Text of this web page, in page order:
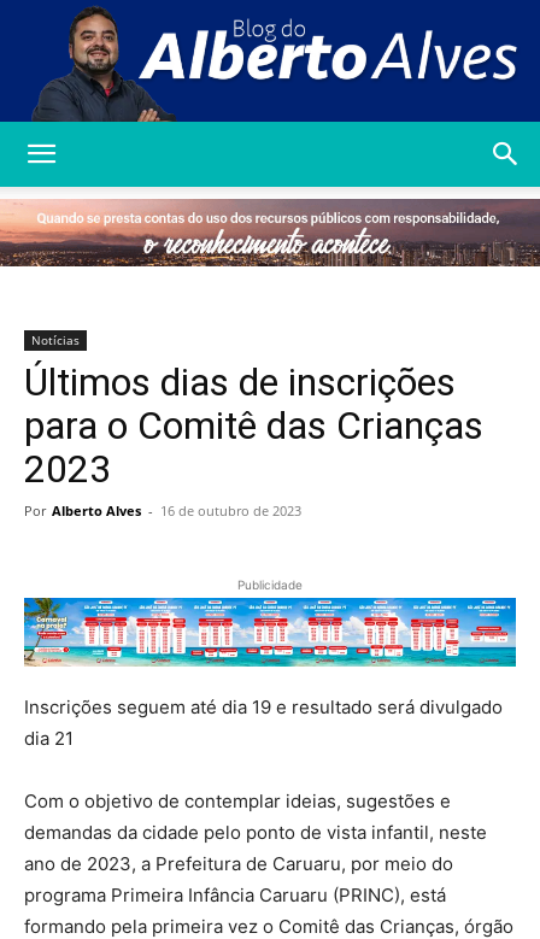
Alberto
Notícias
Últimos dias de inscrições
para o Comitê das Crianças
2023
Por Alberto Alves - 16 de outubro de 2023
Publicidade
Inscrições seguem até dia 19 e resultado será divulgado
dia 21
Com o objetivo de contemplar ideias, sugestões e
demandas da cidade pelo ponto de vista infantil, neste
ano de 2023, a Prefeitura de Caruaru, por meio do
programa Primeira Infância Caruaru (PRINC), está
formando pela primeira vez o Comitê das Crianças, órgão